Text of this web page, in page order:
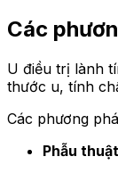
Các
U điều trị lành
thước u, tính
Các phương
Phẫu thuật